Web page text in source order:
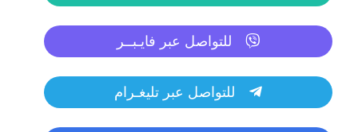
للتواصل عبر فايـبــر
للتواصل عبر تليغـرام